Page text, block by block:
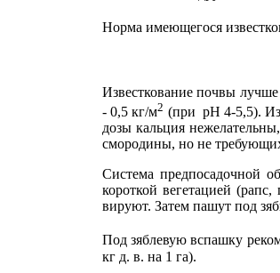
Норма имеющегося
СаСОз
Известкование почвы
- 0,5 кг/м2 (при рН 4-5,5).
дозы кальция
смородины, но не
Система предпосадочной
короткой вегетацией
вируют. Затем пашут под
Под зяблевую вспашку
кг д. в. на 1 га).